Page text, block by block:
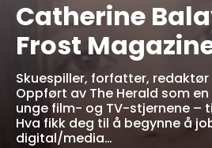
Catherine
Frost
Skuespiller, forfatter, redaktør
Oppført av The Herald som
unge film- og TV-stjernene –
Hva fikk deg til å begynne å
digital/media…